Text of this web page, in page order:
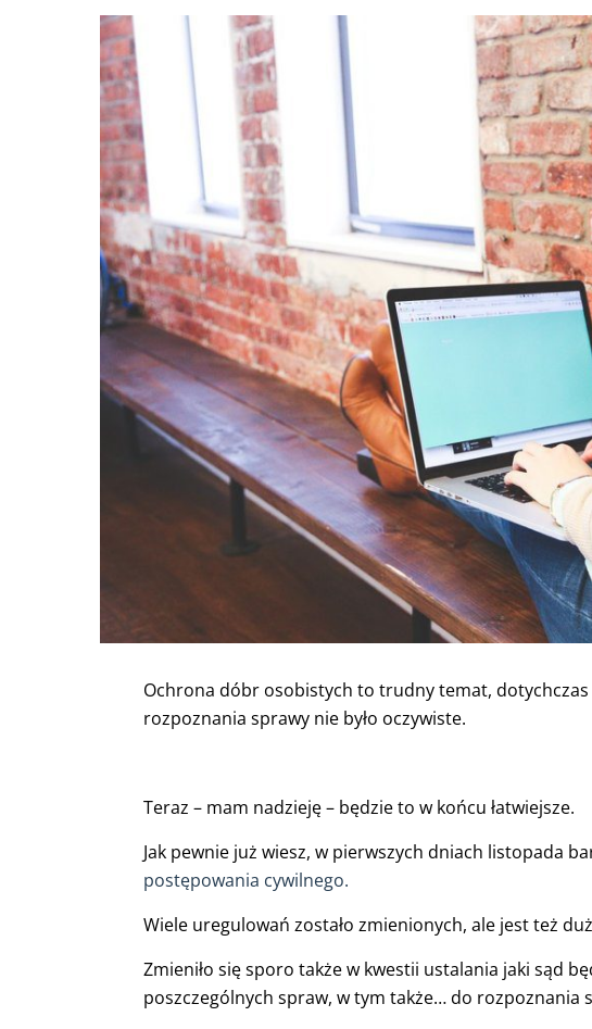
Ochrona dóbr osobistych to trudny temat,
rozpoznania sprawy nie było oczywiste.
Teraz – mam nadzieję – będzie to w końcu łatwiejsze.
Jak pewnie już wiesz, w pierwszych dniach listopada
postępowania cywilnego.
Wiele uregulowań zostało zmienionych, ale jest też
Zmieniło się sporo także w kwestii ustalania jaki sąd
poszczególnych spraw, w tym także… do